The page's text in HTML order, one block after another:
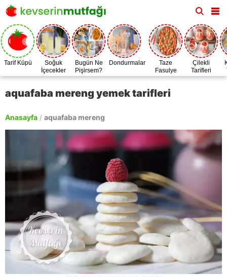
Tarif Küpü
Soğuk
İçecekler
Bugün Ne
Pişirsem?
Dondurmalar
Taze
Fasulye
Zamanı
Çilekli
Tarifleri
aquafaba mereng yemek tarifleri
Anasayfa / aquafaba mereng